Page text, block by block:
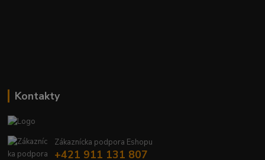
Kontakty
Zákaznícka podpora Eshopu
+421 911 131 807